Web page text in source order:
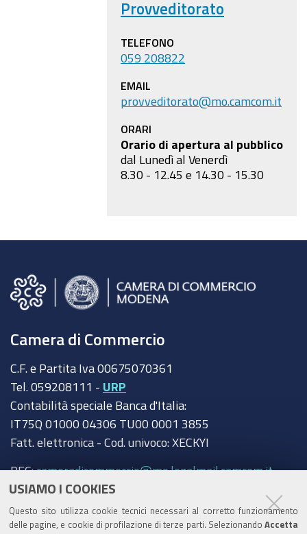
USIAMO I COOKIES
Questo sito utilizza cookie tecnici necessari al corretto funzionamento
delle pagine, e cookie di profilazione di terze parti. Selezionando Accetta
Provveditorato
TELEFONO
059 208822
EMAIL
provveditorato@mo.camcom.it
ORARI
Orario di apertura al pubblico
dal Lunedì al Venerdì
8.30 - 12.45 e 14.30 - 15.30
Camera di Commercio
C.F. e Partita Iva 00675070361
Tel. 059208111 - URP
Contabilità speciale Banca d'Italia:
IT75Q 01000 04306 TU00 0001 3855
Fatt. elettronica - Cod. univoco: XECKYI
PEC:cameradicommercio@mo.legalmail.camcom.it
Amministrazione trasparente